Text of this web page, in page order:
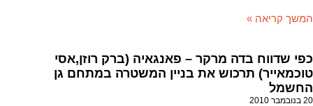
המשך קריאה »
כפי שדווח בדה מרקר – פאנגאיה (ברק רוזן,אסי
טוכמאייר) תרכוש את בניין המשטרה במתחם גן
החשמל
20 בנובמבר 2010